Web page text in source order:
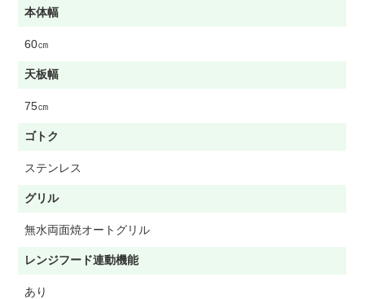
本体幅
60㎝
天板幅
75㎝
ゴトク
ステンレス
グリル
無水両面焼オートグリル
レンジフード連動機能
あり